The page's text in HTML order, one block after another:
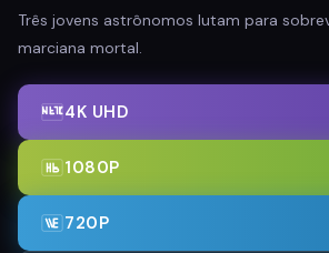
Três jovens astrônomos lutam para
marciana mortal.
4K UHD
1080P
720P